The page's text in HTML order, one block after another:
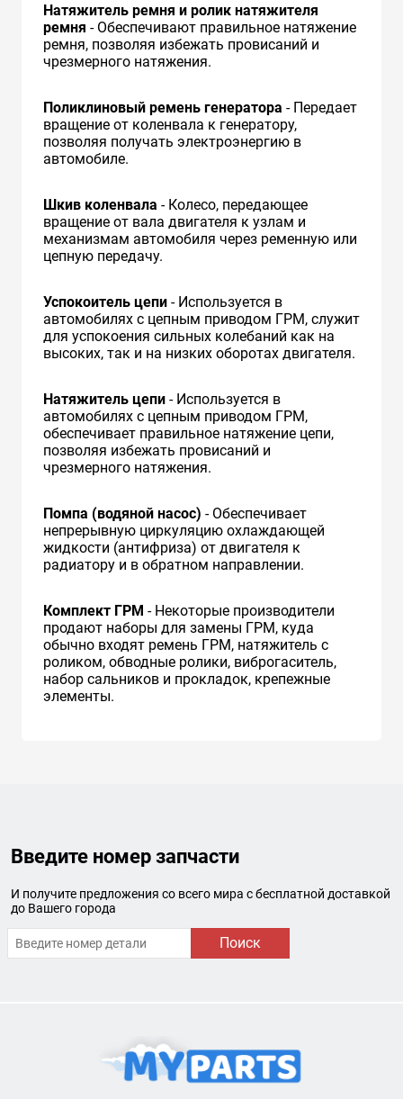
Натяжитель ремня и ролик натяжителя
ремня - Обеспечивают правильное натяжение
ремня, позволяя избежать провисаний и
чрезмерного натяжения.
Поликлиновый ремень генератора - Передает
вращение от коленвала к генератору,
позволяя получать электроэнергию в
автомобиле.
Шкив коленвала - Колесо, передающее
вращение от вала двигателя к узлам и
механизмам автомобиля через ременную или
цепную передачу.
Успокоитель цепи - Используется в
автомобилях с цепным приводом ГРМ, служит
для успокоения сильных колебаний как на
высоких, так и на низких оборотах двигателя.
Натяжитель цепи - Используется в
автомобилях с цепным приводом ГРМ,
обеспечивает правильное натяжение цепи,
позволяя избежать провисаний и
чрезмерного натяжения.
Помпа (водяной насос) - Обеспечивает
непрерывную циркуляцию охлаждающей
жидкости (антифриза) от двигателя к
радиатору и в обратном направлении.
Комплект ГРМ - Некоторые производители
продают наборы для замены ГРМ, куда
обычно входят ремень ГРМ, натяжитель с
роликом, обводные ролики, виброгаситель,
набор сальников и прокладок, крепежные
элементы.
Введите номер запчасти
И получите предложения со всего мира с бесплатной доставкой
до Вашего города
Поиск